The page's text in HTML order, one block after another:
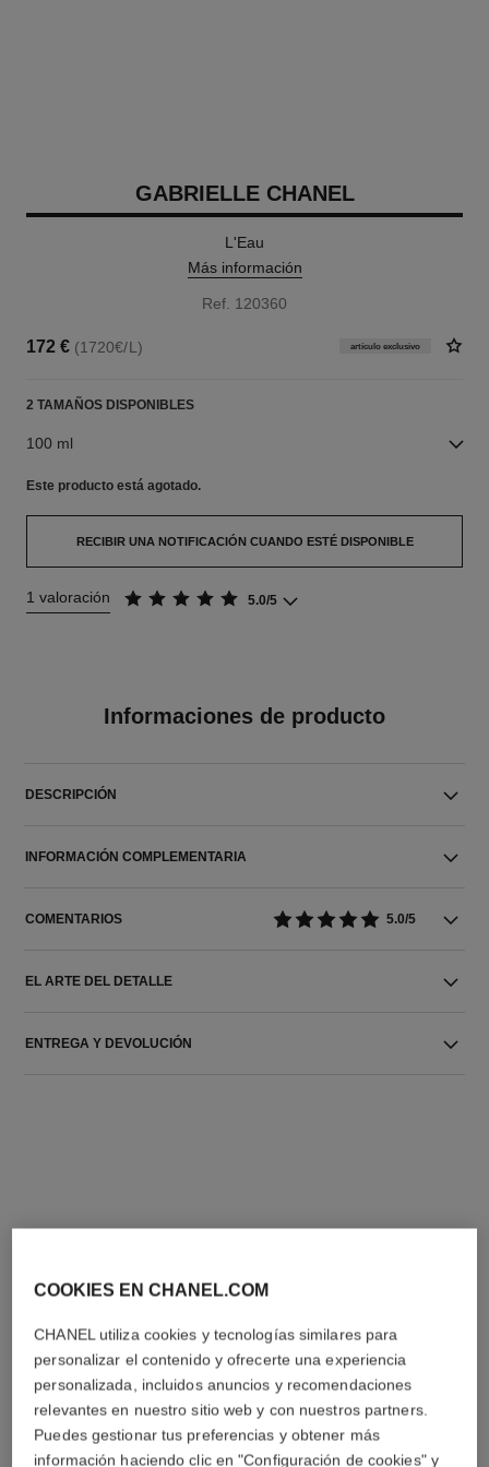
GABRIELLE CHANEL
L'Eau
Más información
Ref. 120360
172 € (1720€/L) artículo exclusivo
2 TAMAÑOS DISPONIBLES
100 ml
Este producto está agotado.
RECIBIR UNA NOTIFICACIÓN CUANDO ESTÉ DISPONIBLE
1 valoración 5.0/5
Informaciones de producto
DESCRIPCIÓN
INFORMACIÓN COMPLEMENTARIA
COMENTARIOS 5.0/5
EL ARTE DEL DETALLE
ENTREGA Y DEVOLUCIÓN
COOKIES EN CHANEL.COM
CHANEL utiliza cookies y tecnologías similares para
personalizar el contenido y ofrecerte una experiencia
personalizada, incluidos anuncios y recomendaciones
relevantes en nuestro sitio web y con nuestros partners.
Puedes gestionar tus preferencias y obtener más
información haciendo clic en "Configuración de cookies" y